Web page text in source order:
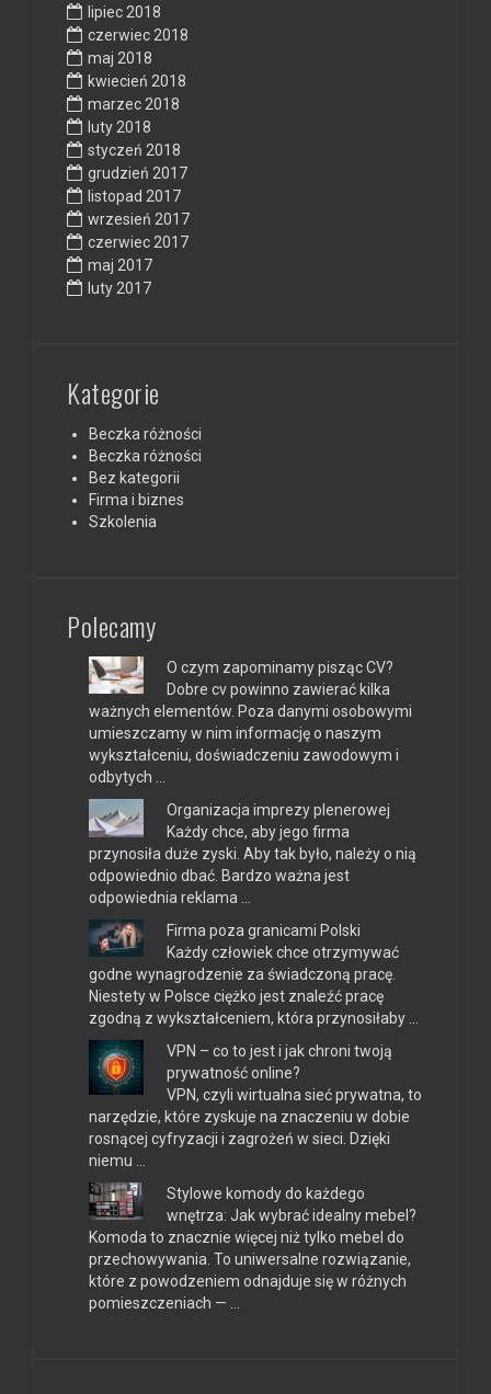
lipiec 2018
czerwiec 2018
maj 2018
kwiecień 2018
marzec 2018
luty 2018
styczeń 2018
grudzień 2017
listopad 2017
wrzesień 2017
czerwiec 2017
maj 2017
luty 2017
Kategorie
Beczka różności
Beczka różności
Bez kategorii
Firma i biznes
Szkolenia
Polecamy
O czym zapominamy pisząc CV?
Dobre cv powinno zawierać kilka
ważnych elementów. Poza danymi osobowymi
umieszczamy w nim informację o naszym
wykształceniu, doświadczeniu zawodowym i
odbytych …
Organizacja imprezy plenerowej
Każdy chce, aby jego firma
przynosiła duże zyski. Aby tak było, należy o nią
odpowiednio dbać. Bardzo ważna jest
odpowiednia reklama …
Firma poza granicami Polski
Każdy człowiek chce otrzymywać
godne wynagrodzenie za świadczoną pracę.
Niestety w Polsce ciężko jest znaleźć pracę
zgodną z wykształceniem, która przynosiłaby …
VPN – co to jest i jak chroni twoją
prywatność online?
VPN, czyli wirtualna sieć prywatna, to
narzędzie, które zyskuje na znaczeniu w dobie
rosnącej cyfryzacji i zagrożeń w sieci. Dzięki
niemu …
Stylowe komody do każdego
wnętrza: Jak wybrać idealny mebel?
Komoda to znacznie więcej niż tylko mebel do
przechowywania. To uniwersalne rozwiązanie,
które z powodzeniem odnajduje się w różnych
pomieszczeniach — …